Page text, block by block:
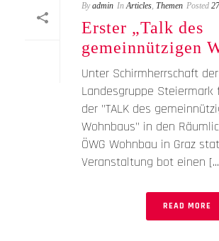
By admin In Articles, Themen Posted
Erster „Talk des
gemeinnützigen
Unter Schirmherrschaft
Landesgruppe
der "TALK des
Wohnbaus" in den
ÖWG Wohnbau in Graz
Veranstaltung bot einen
READ MORE